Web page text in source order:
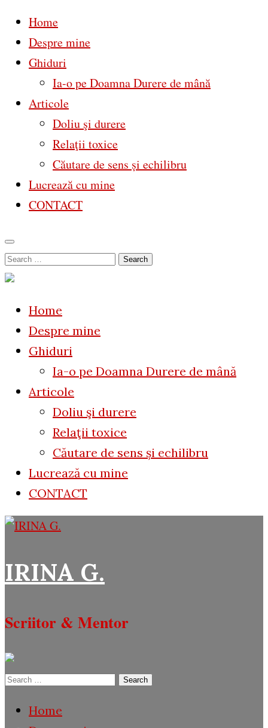
Home
Despre mine
Ghiduri
Ia-o pe Doamna Durere de mână
Articole
Doliu şi durere
Relaţii toxice
Căutare de sens și echilibru
Lucrează cu mine
CONTACT
Skip
to
Search
for:
Home
Despre mine
Ghiduri
Ia-o pe Doamna Durere de mână
Articole
Doliu şi durere
Relaţii toxice
Căutare de sens și echilibru
Lucrează cu mine
CONTACT
IRINA G.
Scriitor & Mentor
Search
Home